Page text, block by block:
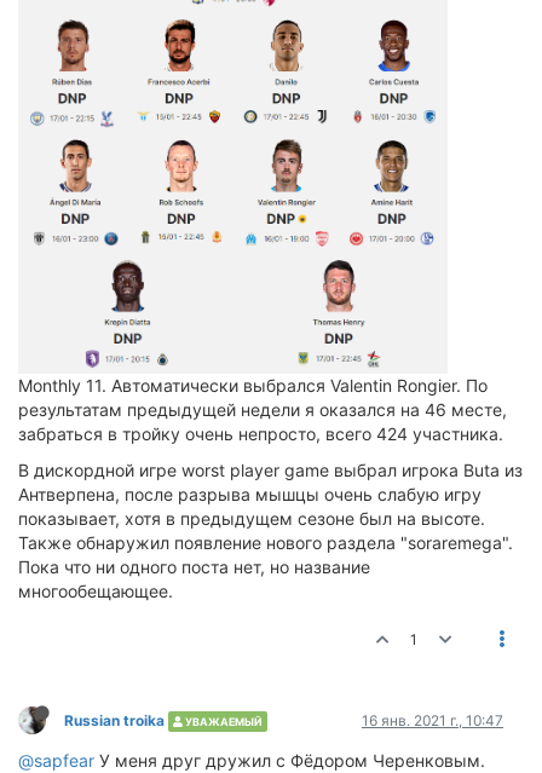
Monthly 11. Автоматически выбрался Valentin Rongier. По
результатам предыдущей недели я оказался на 46 месте,
забраться в тройку очень непросто, всего 424 участника.
В дискордной игре worst player game выбрал игрока Buta из
Антверпена, после разрыва мышцы очень слабую игру
показывает, хотя в предыдущем сезоне был на высоте.
Также обнаружил появление нового раздела "soraremega".
Пока что ни одного поста нет, но название
многообещающее.
1
Russian troika УВАЖАЕМЫЙ 16 янв. 2021 г., 10:47
@sapfear У меня друг дружил с Фёдором Черенковым.